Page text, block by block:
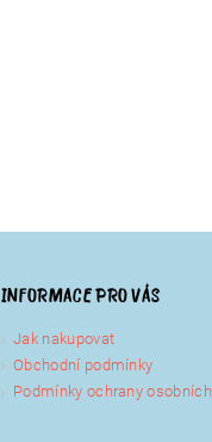
INFORMACE PRO VÁS
Jak nakupovat
Obchodní podmínky
Podmínky ochrany